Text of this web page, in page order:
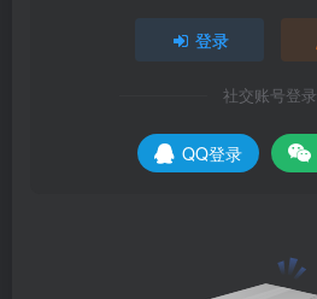
登录
社交账号登录
QQ登录